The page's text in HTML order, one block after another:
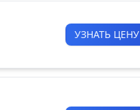
УЗНАТЬ ЦЕНУ